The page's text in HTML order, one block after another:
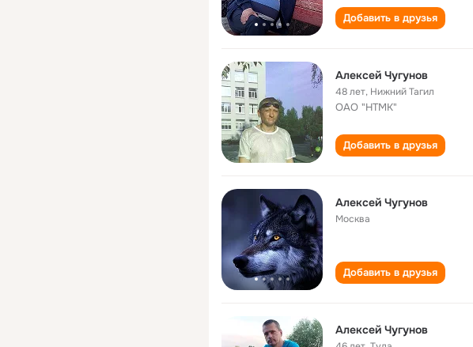
Добавить в друзья
Алексей Чугунов
48 лет, Нижний Тагил
ОАО "НТМК"
Добавить в друзья
Алексей Чугунов
Москва
Добавить в друзья
Алексей Чугунов